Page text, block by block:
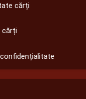
cărți
cărți